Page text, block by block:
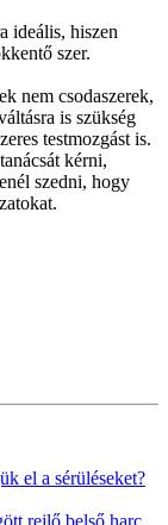
ideális, hiszen
szer.
nem csodaszerek,
is szükség
testmozgást is.
kérni,
szedni, hogy
el a sérüléseket?
rejlő belső harc